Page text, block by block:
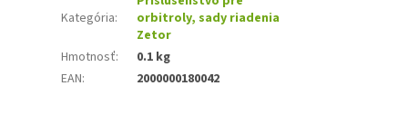
Kategória:
orbitroly, sady riadenia
Zetor
Hmotnosť:
0.1 kg
EAN: 2000000180042